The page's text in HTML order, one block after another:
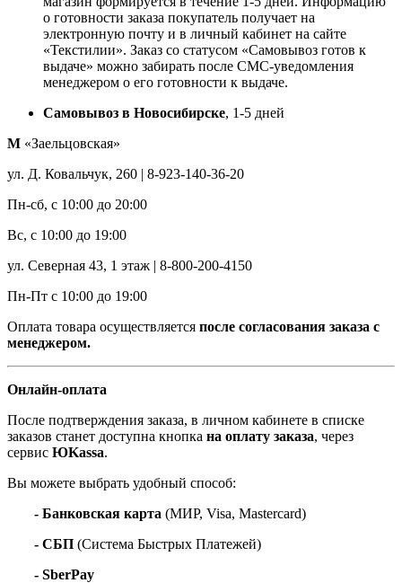
о готовности заказа покупатель получает на
электронную почту и в личный кабинет на сайте
«Текстилии». Заказ со статусом «Самовывоз готов к
выдаче» можно забирать после СМС-уведомления
менеджером о его готовности к выдаче.
Самовывоз в Новосибирске, 1-5 дней
М «Заельцовская»
ул. Д. Ковальчук, 260 | 8-923-140-36-20
Пн-сб, с 10:00 до 20:00
Вс, с 10:00 до 19:00
ул. Северная 43, 1 этаж | 8-800-200-4150
Пн-Пт с 10:00 до 19:00
Оплата товара осуществляется после согласования заказа с
менеджером.
Онлайн-оплата
После подтверждения заказа, в личном кабинете в списке
заказов станет доступна кнопка на оплату заказа, через
сервис ЮKassa.
Вы можете выбрать удобный способ:
- Банковская карта (МИР, Visa, Mastercard)
- СБП (Система Быстрых Платежей)
- SberPay